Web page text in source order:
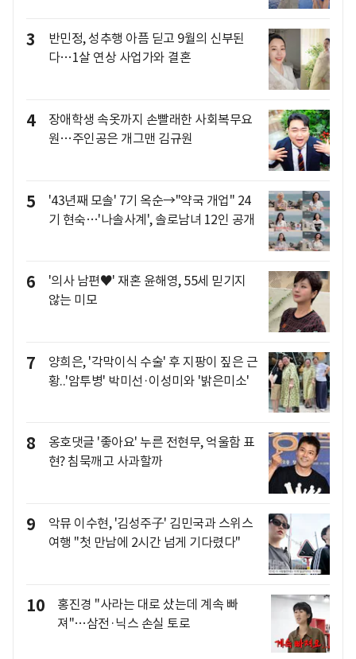
3
반민정, 성추행 아픔 딛고 9월의 신부된
다…1살 연상 사업가와 결혼
4
장애학생 속옷까지 손빨래한 사회복무요
원…주인공은 개그맨 김규원
5
'43년째 모솔' 7기 옥순→"약국 개업" 24
기 현숙…'나솔사계', 솔로남녀 12인 공개
6
'의사 남편♥' 재혼 윤해영, 55세 믿기지
않는 미모
7
양희은, '각막이식 수술' 후 지팡이 짚은 근
황..'암투병' 박미선·이성미와 '밝은미소'
8
옹호댓글 '좋아요' 누른 전현무, 억울함 표
현? 침묵깨고 사과할까
9
악뮤 이수현, '김성주子' 김민국과 스위스
여행 "첫 만남에 2시간 넘게 기다렸다"
10
홍진경 "사라는 대로 샀는데 계속 빠
져"…삼전·닉스 손실 토로